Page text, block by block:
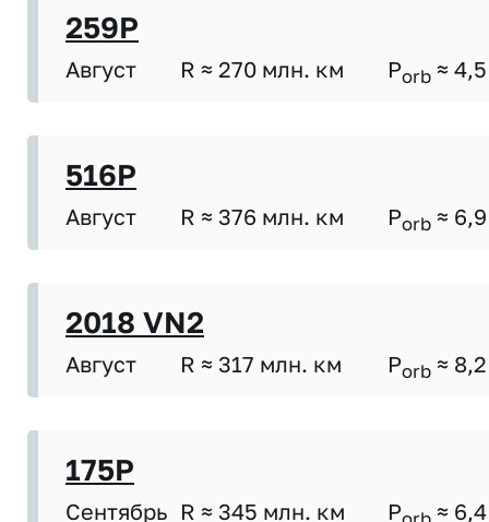
259P
Август R ≈ 270 млн. км Porb ≈ 4,5
516P
Август R ≈ 376 млн. км Porb ≈ 6,9
2018 VN2
Август R ≈ 317 млн. км Porb ≈ 8,2
175P
Сентябрь R ≈ 345 млн. км P ≈ 6,4